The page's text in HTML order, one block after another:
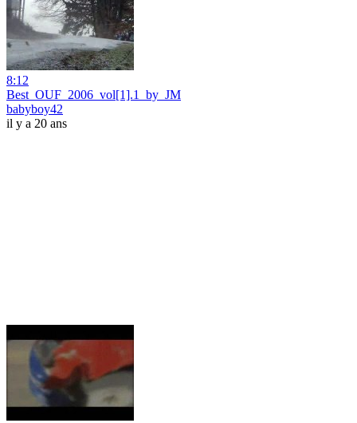
8:12
Best_OUF_2006_vol[1].1_by_JM
babyboy42
il y a 20 ans